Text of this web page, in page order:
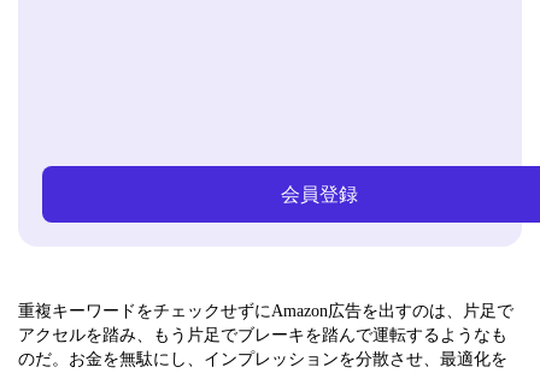
会員登録
重複キーワードをチェックせずにAmazon広告を出すのは、片足で
アクセルを踏み、もう片足でブレーキを踏んで運転するようなも
のだ。お金を無駄にし、インプレッションを分散させ、最適化を